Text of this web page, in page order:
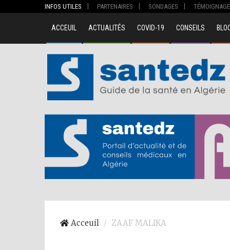
INFOS UTILES PARTENAIRES SONDAGES
ACCEUIL ACTUALITÉS COVID-19 CONSEILS
Acceuil ZAAF MALIKA